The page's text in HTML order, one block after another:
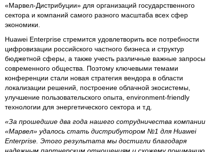
«Марвел-Дистрибуции» для организаций государственного
сектора и компаний самого разного масштаба всех сфер
экономики.
Huawei Enterprise стремится удовлетворить все потребности
цифровизации российского частного бизнеса и структур
бюджетной сферы, а также учесть различные важные запросы
современного общества. Поэтому ключевыми темами
конференции стали новая стратегия вендора в области
локализации решений, построение облачной экосистемы,
улучшение пользовательского опыта, environment-friendly
технологии для энергетического сектора и т.д.
«За прошедшие два года нашего сотрудничества компании
«Марвел» удалось стать дистрибутором №1 для Huawei
Enterprise. Этого результата мы достигли благодаря